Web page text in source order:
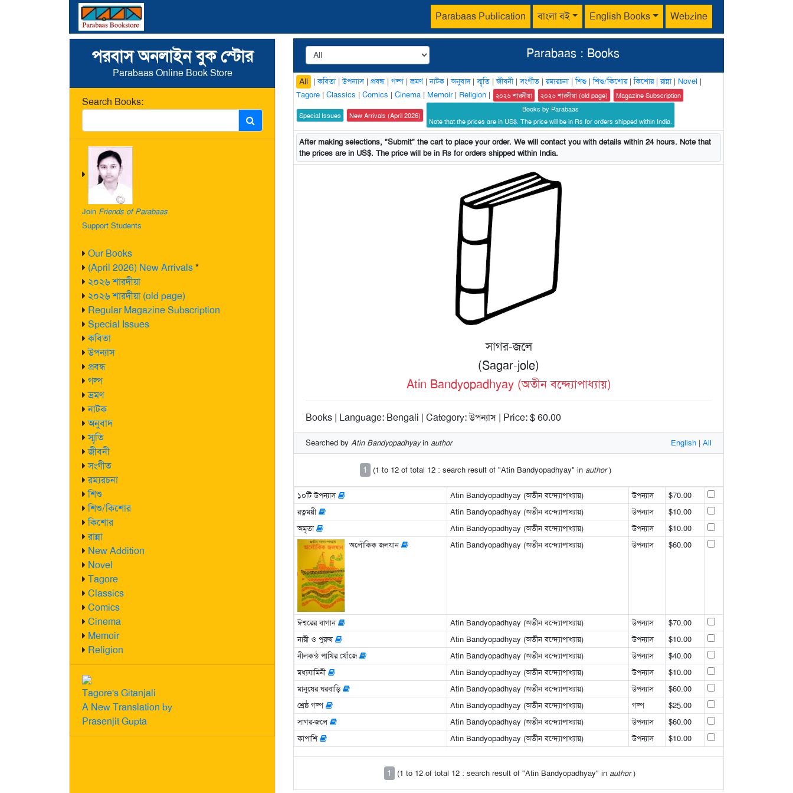
Parabaas Publication বাংলা বই English Books Webzine
পরবাস অনলাইন বুক স্টোর
Parabaas Online Book Store
Search Books:
Join Friends of Parabaas
Support Students
Our Books
(April 2026) New Arrivals*
২০২৬ শারদীয়া
২০২৬ শারদীয়া (old page)
Regular Magazine Subscription
Special Issues
কবিতা
উপন্যাস
প্রবন্ধ
গল্প
ভ্রমণ
নাটক
অনুবাদ
স্মৃতি
জীবনী
সংগীত
রম্যরচনা
শিশু
শিশু/কিশোর
কিশোর
রান্না
New Addition
Novel
Tagore
Classics
Comics
Cinema
Memoir
Religion
Tagore's Gitanjali
A New Translation by
Prasenjit Gupta
Parabaas : Books
All |কবিতা|উপন্যাস| প্রবন্ধ | গল্প |ভ্রমণ|নাটক |অনুবাদ|স্মৃতি |জীবনী|সংগীত |রম্যরচনা|শিশু |শিশু/কিশোর|কিশোর|রান্না| Novel |
Tagore | Classics | Comics | Cinema | Memoir| Religion | ২০২৬ শারদীয়া ২০২৬ শারদীয়া (old page) Magazine Subscription
Special Issues New Arrivals (April 2026)
Books by Parabaas
Note that the prices are in US$. The price will be in Rs for orders shipped within India.
After making selections, "Submit" the cart to place your order. We will contact you with details within 24 hours. Note that
the prices are in US$. The price will be in Rs for orders shipped within India.
সাগর-জলে
(Sagar-jole)
Atin Bandyopadhyay (অতীন বন্দ্যোপাধ্যায়)
Books | Language: Bengali | Category: উপন্যাস | Price: $ 60.00
Searched by Atin Bandyopadhyayin author English | All
1 (1 to 12 of total 12 : search result of "Atin Bandyopadhyay" in author)
১০টি উপন্যাস Atin Bandyopadhyay (অতীন বন্দ্যোপাধ্যায়) উপন্যাস
$70.00
রত্নময়ী
Atin Bandyopadhyay (অতীন বন্দ্যোপাধ্যায়) উপন্যাস
$10.00
অমৃতা
Atin Bandyopadhyay (অতীন বন্দ্যোপাধ্যায়) উপন্যাস
$10.00
অলৌকিক জলযান
Atin Bandyopadhyay (অতীন বন্দ্যোপাধ্যায়) উপন্যাস $60.00
ঈশ্বরের বাগান Atin Bandyopadhyay (অতীন বন্দ্যোপাধ্যায়) উপন্যাস
$70.00
নারী ও পুরুষ
Atin Bandyopadhyay (অতীন বন্দ্যোপাধ্যায়) উপন্যাস
$10.00
নীলকন্ঠ পাখির খোঁজে
Atin Bandyopadhyay (অতীন বন্দ্যোপাধ্যায়) উপন্যাস
$40.00
মধ্যযামিনী
Atin Bandyopadhyay (অতীন বন্দ্যোপাধ্যায়) উপন্যাস
$10.00
মানুষের ঘরবাড়ি
Atin Bandyopadhyay (অতীন বন্দ্যোপাধ্যায়) উপন্যাস
$60.00
শ্রেষ্ঠ গল্প
Atin Bandyopadhyay (অতীন বন্দ্যোপাধ্যায়) গল্প
$25.00
সাগর-জলে
Atin Bandyopadhyay (অতীন বন্দ্যোপাধ্যায়) উপন্যাস
$60.00
কাপাশি
Atin Bandyopadhyay (অতীন বন্দ্যোপাধ্যায়) উপন্যাস $10.00
1 (1 to 12 of total 12 : search result of "Atin Bandyopadhyay" in author)